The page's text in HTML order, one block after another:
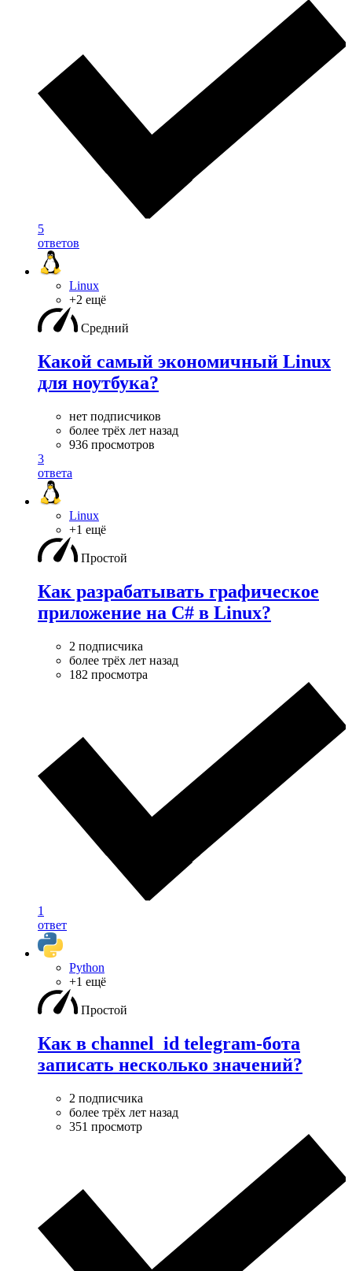
5
ответов
Linux
+2 ещё
Средний
Какой самый экономичный Linux
для ноутбука?
нет подписчиков
более трёх лет назад
936 просмотров
3
ответа
Linux
+1 ещё
Простой
Как разрабатывать графическое
приложение на C# в Linux?
2 подписчика
более трёх лет назад
182 просмотра
1
ответ
Python
+1 ещё
Простой
Как в channel_id telegram-бота
записать несколько значений?
2 подписчика
более трёх лет назад
351 просмотр